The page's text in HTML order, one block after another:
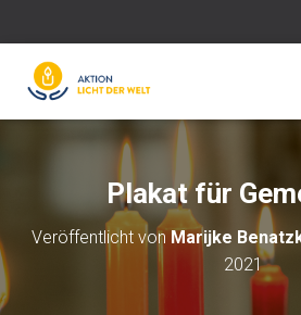
Plakat für
Veröffentlicht vonMarijke
2021